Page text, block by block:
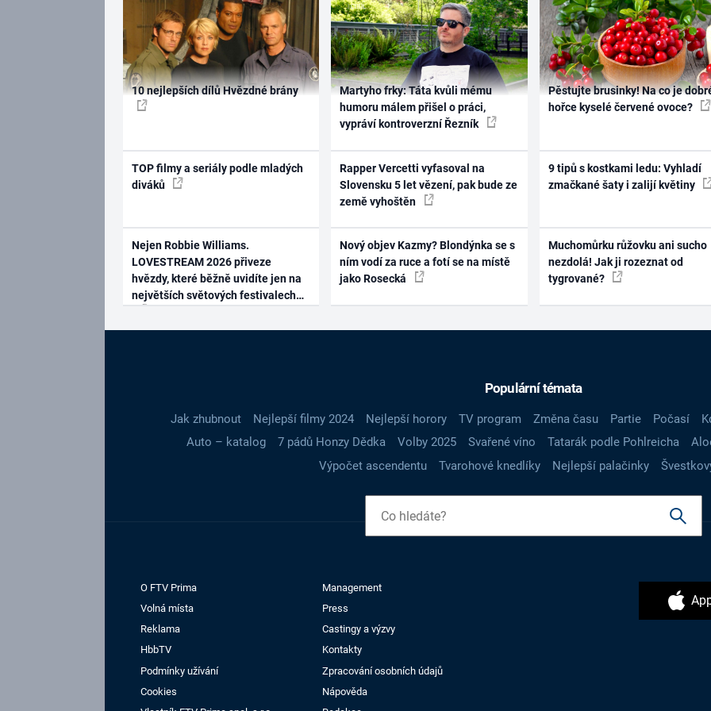
10 nejlepších dílů Hvězdné brány
TOP filmy a seriály podle mladých
diváků
Nejen Robbie Williams.
LOVESTREAM 2026 přiveze
hvězdy, které běžně uvidíte jen na
největších světových festivalech
Martyho frky: Táta kvůli mému
humoru málem přišel o práci,
vypráví kontroverzní Řezník
Rapper Vercetti vyfasoval na
Slovensku 5 let vězení, pak bude ze
země vyhoštěn
Nový objev Kazmy? Blondýnka se s
ním vodí za ruce a fotí se na místě
jako Rosecká
Pěstujte brusinky! Na co je
hořce kyselé červené ovoce?
9 tipů s kostkami ledu: Vyhladí
zmačkané šaty i zalijí květiny
Muchomůrku růžovku ani sucho
nezdolá! Jak ji rozeznat od
tygrované?
Populární témata
Jak zhubnout Nejlepší filmy 2024 Nejlepší horory TV program Změna času Partie Počasí
Auto – katalog
7 pádů Honzy Dědka Volby 2025 Svařené víno Tatarák podle Pohlreicha
Výpočet ascendentu
Tvarohové knedlíky Nejlepší palačinky
O FTV Prima
Management
Volná místa
Press
Reklama
Castingy a výzvy
HbbTV
Kontakty
Podmínky užívání
Zpracování osobních údajů
Cookies
Nápověda